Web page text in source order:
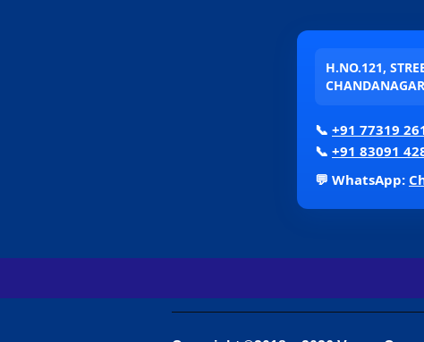
H.NO.121,
📞 +91 77319
📞 +91 83091
💬 WhatsApp: